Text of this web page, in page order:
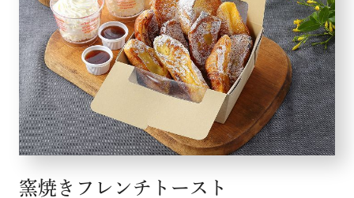
窯焼きフレンチトースト